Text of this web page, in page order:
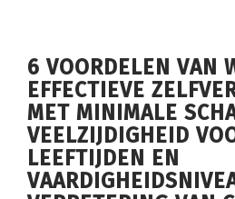
6 VOORDELEN VAN
EFFECTIEVE
MET MINIMALE
VEELZIJDIGHEID
LEEFTIJDEN EN